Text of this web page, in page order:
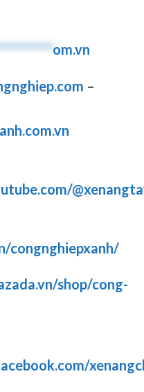
om.vn
–
congnghiepxanh/
shop/cong-